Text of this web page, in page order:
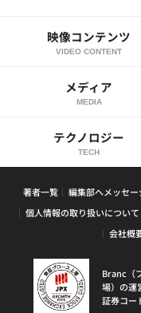
映像コンテンツ
VIDEO CONTENT
メディア
MEDIA
テクノロジー
TECH
著者一覧 編集部へメッセー
個人情報の取り扱いについて
会社概
Branc（
場）の運
証券コー